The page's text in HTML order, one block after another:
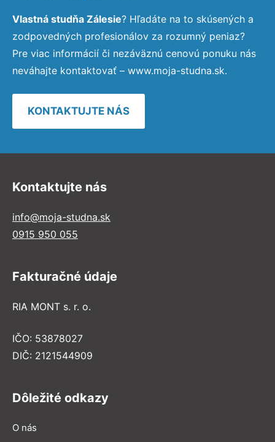
Vlastná studňa Zálesie? Hľadáte na to skúsených a
zodpovedných profesionálov za rozumný peniaz?
Pre viac informácií či nezáväznú cenovú ponuku nás
neváhajte kontaktovať – www.moja-studna.sk.
KONTAKTUJTE NÁS
Kontaktujte nás
info@moja-studna.sk
0915 950 055
Fakturačné údaje
RIA MONT s. r. o.
IČO: 53878027
DIČ: 2121544909
Dôležité odkazy
O nás